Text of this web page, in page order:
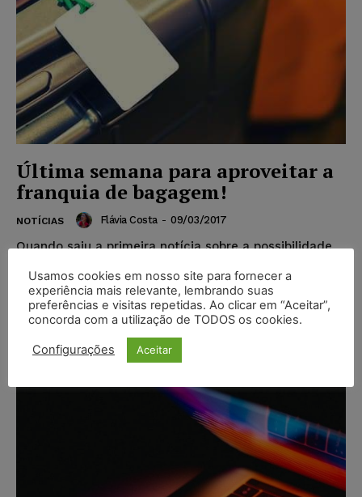
Última semana para aproveitar a
franquia de bagagem!
NOTÍCIAS Flávia Costa - 09/03/2017
Quando saiu a primeira notícia sobre a possibilidade
bagagem despachada, os consumidores estranharam
o que parece...
Popular
Usamos cookies em nosso site para fornecer a
experiência mais relevante, lembrando suas
preferências e visitas repetidas. Ao clicar em “Aceitar”,
concorda com a utilização de TODOS os cookies.
Configurações Aceitar